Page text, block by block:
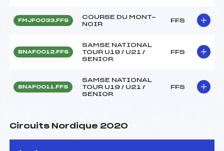
FMJF0033.FFS
COURSE DU MONT-
NOIR
FFS
BNAF0012.FFS
SAMSE NATIONAL
TOUR U19 / U21 /
SENIOR
FFS
BNAF0011.FFS
SAMSE NATIONAL
TOUR U19 / U21 /
SENIOR
FFS
Circuits Nordique 2020